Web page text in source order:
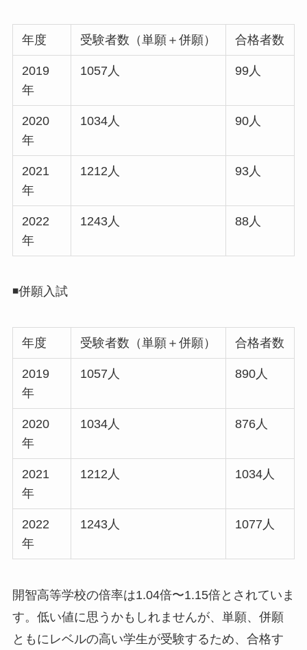
年度 受験者数（単願＋併願） 合格者数
2019
年
1057人 99人
2020
年
1034人 90人
2021
年
1212人 93人
2022
年
1243人 88人
◾️併願入試
年度 受験者数（単願＋併願） 合格者数
2019
年
1057人 890人
2020
年
1034人 876人
2021
年
1212人 1034人
2022
年
1243人 1077人
開智高等学校の倍率は1.04倍〜1.15倍とされていま
す。低い値に思うかもしれませんが、単願、併願
ともにレベルの高い学生が受験するため、合格す